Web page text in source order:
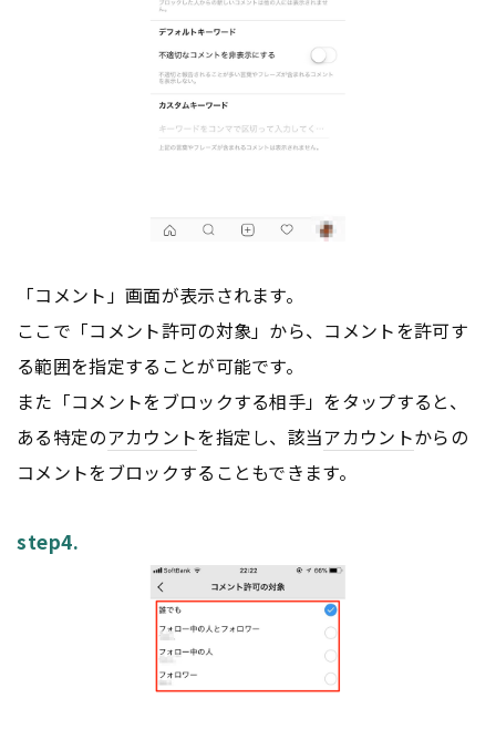
「コメント」画面が表示されます。
ここで「コメント許可の対象」から、コメントを許可す
る範囲を指定することが可能です。
また「コメントをブロックする相手」をタップすると、
ある特定のアカウントを指定し、該当アカウントからの
コメントをブロックすることもできます。
step4.